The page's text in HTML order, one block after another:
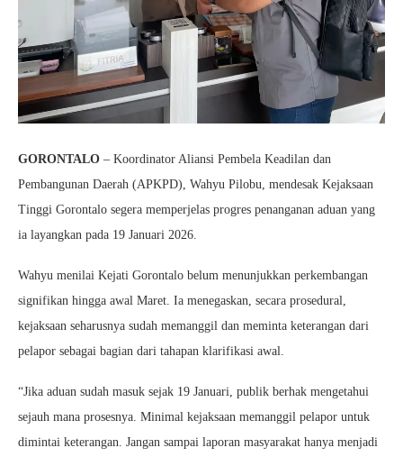
GORONTALO – Koordinator Aliansi Pembela Keadilan dan
Pembangunan Daerah (APKPD), Wahyu Pilobu, mendesak Kejaksaan
Tinggi Gorontalo segera memperjelas progres penanganan aduan yang
ia layangkan pada 19 Januari 2026.
Wahyu menilai Kejati Gorontalo belum menunjukkan perkembangan
signifikan hingga awal Maret. Ia menegaskan, secara prosedural,
kejaksaan seharusnya sudah memanggil dan meminta keterangan dari
pelapor sebagai bagian dari tahapan klarifikasi awal.
“Jika aduan sudah masuk sejak 19 Januari, publik berhak mengetahui
sejauh mana prosesnya. Minimal kejaksaan memanggil pelapor untuk
dimintai keterangan. Jangan sampai laporan masyarakat hanya menjadi